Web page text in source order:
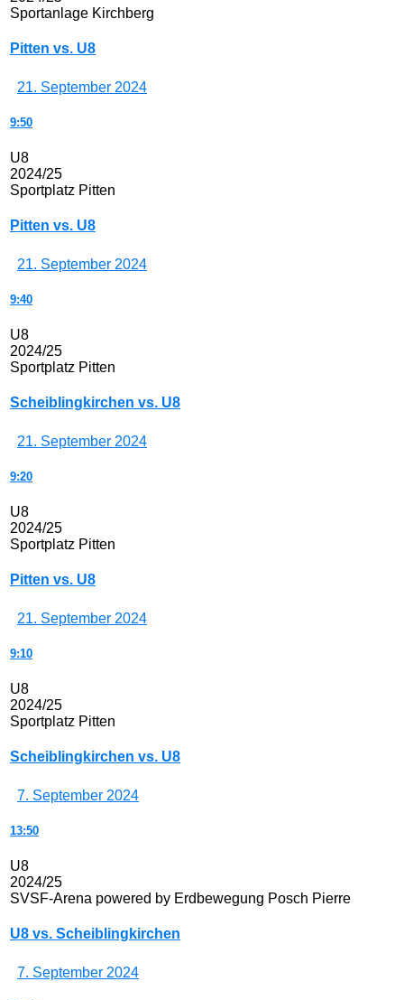
Sportanlage Kirchberg
Pitten vs. U8
21. September 2024
9:50
U8
2024/25
Sportplatz Pitten
Pitten vs. U8
21. September 2024
9:40
U8
2024/25
Sportplatz Pitten
Scheiblingkirchen vs. U8
21. September 2024
9:20
U8
2024/25
Sportplatz Pitten
Pitten vs. U8
21. September 2024
9:10
U8
2024/25
Sportplatz Pitten
Scheiblingkirchen vs. U8
7. September 2024
13:50
U8
2024/25
SVSF-Arena powered by Erdbewegung Posch Pierre
U8 vs. Scheiblingkirchen
7. September 2024